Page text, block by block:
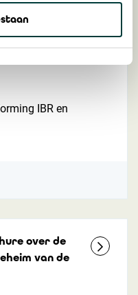
sector en
IBR en
over de
van de